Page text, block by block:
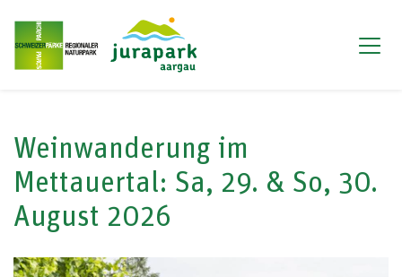
Weinwanderung im
Mettauertal: Sa, 29. & So, 30.
August 2026